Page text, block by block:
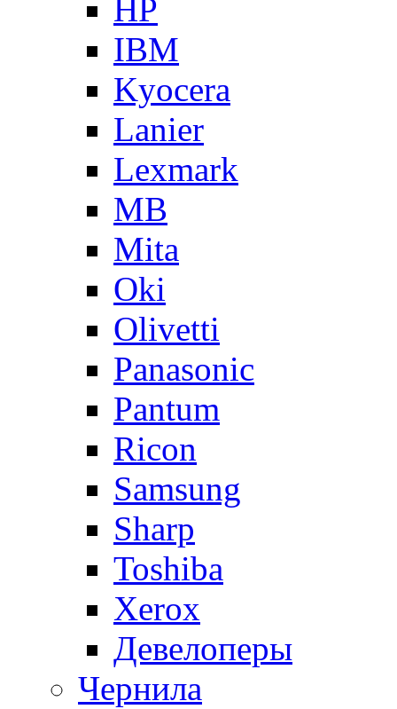
HP
IBM
Kyocera
Lanier
Lexmark
MB
Mita
Oki
Olivetti
Panasonic
Pantum
Ricon
Samsung
Sharp
Toshiba
Xerox
Девелоперы
Чернила